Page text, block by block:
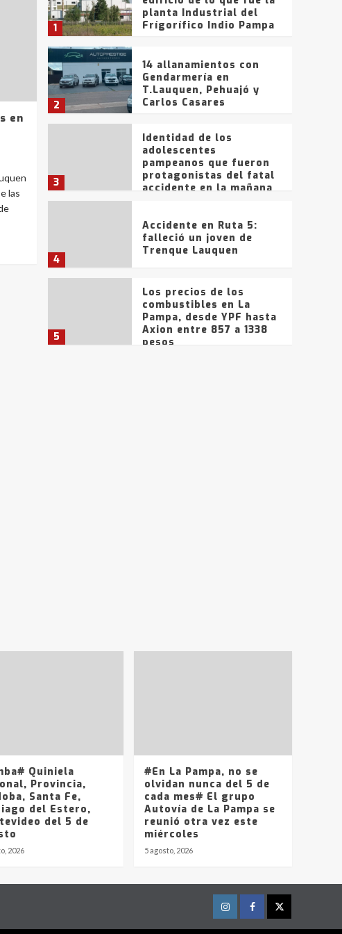
en
las
1
planta Industrial del
Frígorífico Indio Pampa
2
14 allanamientos con
Gendarmería en
T.Lauquen, Pehuajó y
Carlos Casares
3
Identidad de los
adolescentes
pampeanos que fueron
protagonistas del fatal
accidente en la mañana
4
Accidente en Ruta 5:
falleció un joven de
Trenque Lauquen
5
Los precios de los
combustibles en La
Pampa, desde YPF hasta
Axion entre 857 a 1338
pesos
4
Accidente en Ruta 5:
falleció un joven de
Trenque Lauquen
Los precios de los
Pampa, desde YPF hasta
pesos
Quiniela
Provincia,
Santa Fe,
del Estero,
del 5 de
2026
#En La Pampa, no se
olvidan nunca del 5 de
cada mes# El grupo
Autovía de La Pampa se
reunió otra vez este
miércoles
5 agosto, 2026
InstagramFacebookTwitter